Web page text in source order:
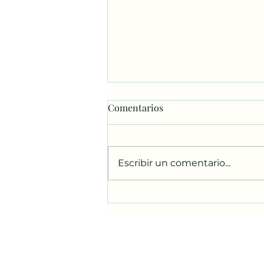
Bendición de los niños.
Comentarios
Escribir un comentario...